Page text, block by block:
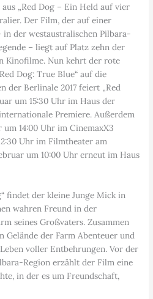
„Red Dog – Ein Held auf vier
Der Film, der auf einer
in der westaustralischen Pilbara-
– liegt auf Platz zehn der
Kinofilme. Nun kehrt der rote
Dog: True Blue“ auf die
der Berlinale 2017 feiert „Red
um 15:30 Uhr im Haus der
Premiere. Außerdem
14:00 Uhr im CinemaxX3
Uhr im Filmtheater am
um 10:00 Uhr erneut im Haus
findet der kleine Junge Mick in
wahren Freund in der
seines Großvaters. Zusammen
der Farm Abenteuer und
voller Entbehrungen. Vor der
Region erzählt der Film eine
in der es um Freundschaft,